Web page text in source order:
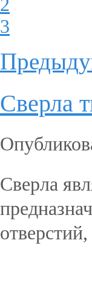
2
3
Сверла
Сверла